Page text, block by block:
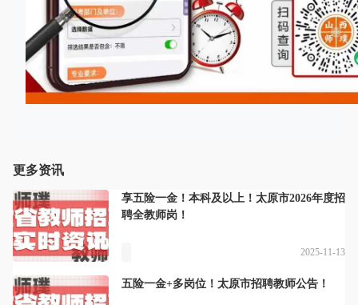
更多资讯
享五险一金！本科及以上！太原市2026年度招
聘全教师岗！
2025-11-13
五险一金+多岗位！太原市招聘教师公告！